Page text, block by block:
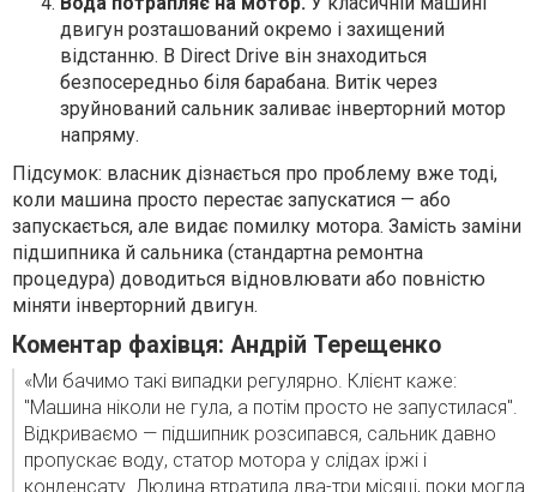
двигун розташований окремо і захищений
відстанню. В Direct Drive він знаходиться
безпосередньо біля барабана. Витік через
зруйнований сальник заливає інверторний мотор
напряму.
Підсумок: власник дізнається про проблему вже тоді,
коли машина просто перестає запускатися — або
запускається, але видає помилку мотора. Замість заміни
підшипника й сальника (стандартна ремонтна
процедура) доводиться відновлювати або повністю
міняти інверторний двигун.
Коментар фахівця: Андрій Терещенко
«Ми бачимо такі випадки регулярно. Клієнт каже:
"Машина ніколи не гула, а потім просто не запустилася".
Відкриваємо — підшипник розсипався, сальник давно
пропускає воду, статор мотора у слідах іржі і
конденсату. Людина втратила два-три місяці, поки могла